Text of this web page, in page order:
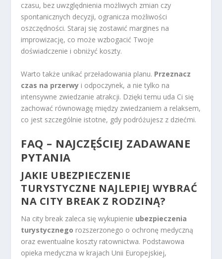
czasu, bez uwzględnienia możliwych zmian czy
spontanicznych decyzji, ogranicza możliwości
oszczędności. Staraj się zostawić margines na
improwizację, co może wzbogacić Twoje
doświadczenie i obniżyć koszty.
Warto także unikać przeładowania planu. Przeznacz
czas na przerwy i odpoczynek, a nie tylko na
intensywne zwiedzanie atrakcji. Dzięki temu uda Ci się
zachować równowagę między zwiedzaniem a relaksem,
co jest szczególnie istotne, gdy podróżujesz z dziećmi.
FAQ – NAJCZĘŚCIEJ ZADAWANE
PYTANIA
JAKIE UBEZPIECZENIE
TURYSTYCZNE NAJLEPIEJ WYBRAĆ
NA CITY BREAK Z RODZINĄ?
Na city break zaleca się wykupienie ubezpieczenia
turystycznego rozszerzonego o ochronę medyczną
oraz ewentualne koszty ratownictwa. Podstawowa
opieka medyczna w krajach Unii Europejskiej,